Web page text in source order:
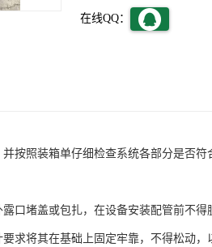
在线QQ：
按照装箱单仔细检查系统各部分是否
口堵盖或包扎，在设备安装配管前不得
求将其在基础上固定牢靠，不得松动，